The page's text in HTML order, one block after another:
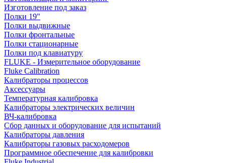
Изготовление под заказ
Полки 19"
Полки выдвижные
Полки фронтальные
Полки стационарные
Полки под клавиатуру
FLUKE - Измерительное оборудование
Fluke Calibration
Калибраторы процессов
Аксессуары
Температурная калибровка
Калибраторы электрических величин
ВЧ-калибровка
Сбор данных и оборудование для испытаний
Калибраторы давления
Калибраторы газовых расходомеров
Программное обеспечение для калибровки